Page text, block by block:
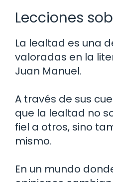
Lecciones
La lealtad es una
valoradas en la
Juan Manuel.
A través de sus
que la lealtad no
fiel a otros, sino
mismo.
En un mundo